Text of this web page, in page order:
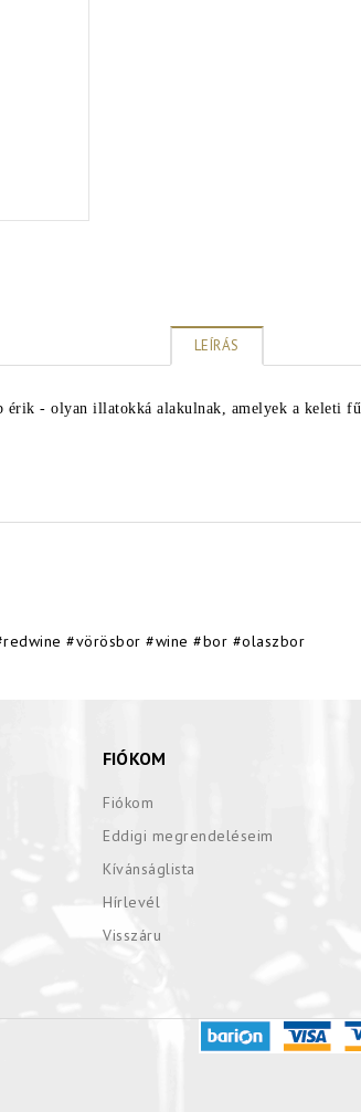
LEÍRÁS
- olyan illatokká alakulnak, amelyek a keleti
#vörösbor #wine #bor #olaszbor
FIÓKOM
Fiókom
Eddigi megrendeléseim
Kívánságlista
Hírlevél
Visszáru